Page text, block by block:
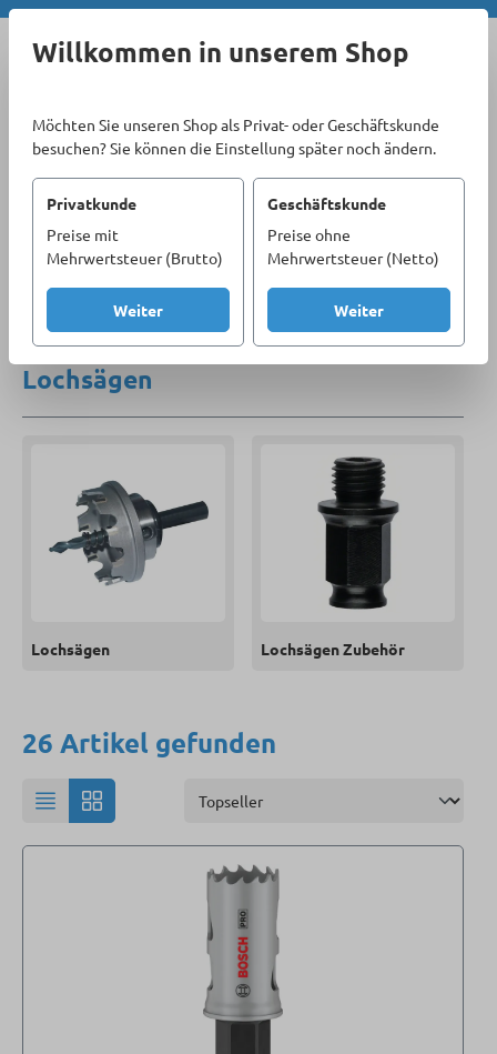
Zum Hauptinhalt springen
Willkommen in unserem Shop
Möchten Sie unseren Shop als Privat- oder Geschäftskunde
besuchen? Sie können die Einstellung später noch ändern.
Privatkunde
Preise mit
Mehrwertsteuer (Brutto)
Weiter
Geschäftskunde
Preise ohne
Mehrwertsteuer (Netto)
Weiter
Sortiment Materialbearbeitung Lochsägen
Produkte filtern
Lochsägen
Lochsägen Lochsägen Zubehör
26 Artikel gefunden